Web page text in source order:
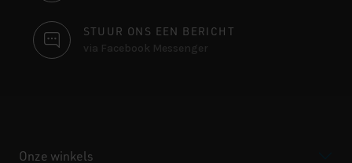
STUUR ONS EEN BERICHT
via Facebook Messenger
Onze winkels